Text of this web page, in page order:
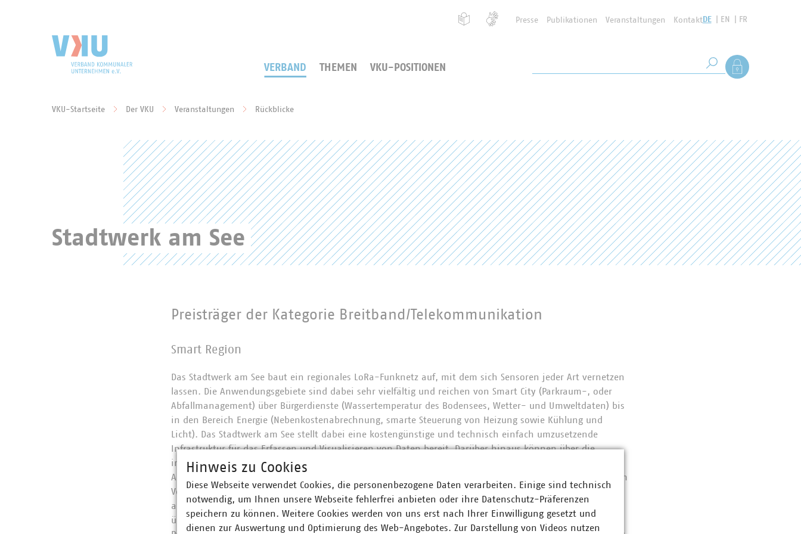
Presse Publikationen Veranstaltungen KontaktDE EN FR
VERBAND THEMEN VKU-POSITIONEN Suche starten
Als Mitglied
VKU-Startseite Der VKU Veranstaltungen Rückblicke
Stadtwerk am See
Preisträger der Kategorie Breitband/Telekommunikation
Smart Region
Das Stadtwerk am See baut ein regionales LoRa-Funknetz auf, mit dem sich Sensoren jeder Art vernetzen
lassen. Die Anwendungsgebiete sind dabei sehr vielfältig und reichen von Smart City (Parkraum-, oder
Abfallmanagement) über Bürgerdienste (Wassertemperatur des Bodensees, Wetter- und Umweltdaten) bis
in den Bereich Energie (Nebenkostenabrechnung, smarte Steuerung von Heizung sowie Kühlung und
Licht). Das Stadtwerk am See stellt dabei eine kostengünstige und technisch einfach umzusetzende
Infrastruktur für das Erfassen und Visualisieren von Daten bereit. Darüber hinaus können über die
integrierte KI auch Prozesse automatisiert gesteuert und so Kommunen und Bürger entlastet werden.
Auch Energieeinsparungen in den genannten Bereichen werden so erzielt. Die LoRa-Technologie bietet im
Vergleich zum herkömmlichen WLAN den Vorteil der höheren Reichweite und kann damit kostengünstig
auf großen Flächen ausgerollt werden. Dabei ist die Sensorik so ausgelegt, dass sie im Batteriebetrieb
über viele Jahre laufen kann. Durch die geringeren Kosten können auch bei begrenztem Budget mehr
Hinweis zu Cookies
Diese Webseite verwendet Cookies, die personenbezogene Daten verarbeiten. Einige sind technisch
notwendig, um Ihnen unsere Webseite fehlerfrei anbieten oder ihre Datenschutz-Präferenzen
speichern zu können. Weitere Cookies werden von uns erst nach Ihrer Einwilligung gesetzt und
dienen zur Auswertung und Optimierung des Web-Angebotes. Zur Darstellung von Videos nutzen